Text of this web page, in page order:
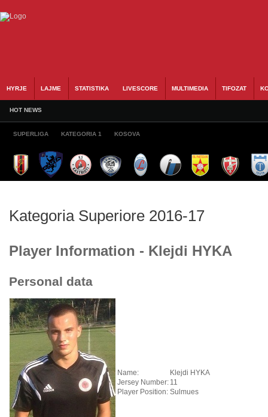
HYRJE LAJME STATISTIKA LIVESCORE MULTIMEDIA TIFOZAT
HOT NEWS
SUPERLIGA KATEGORIA 1 KOSOVA
Kategoria Superiore 2016-17
Player Information - Klejdi HYKA
Personal data
Name:
Klejdi HYKA
Jersey Number: 11
Player Position: Sulmues